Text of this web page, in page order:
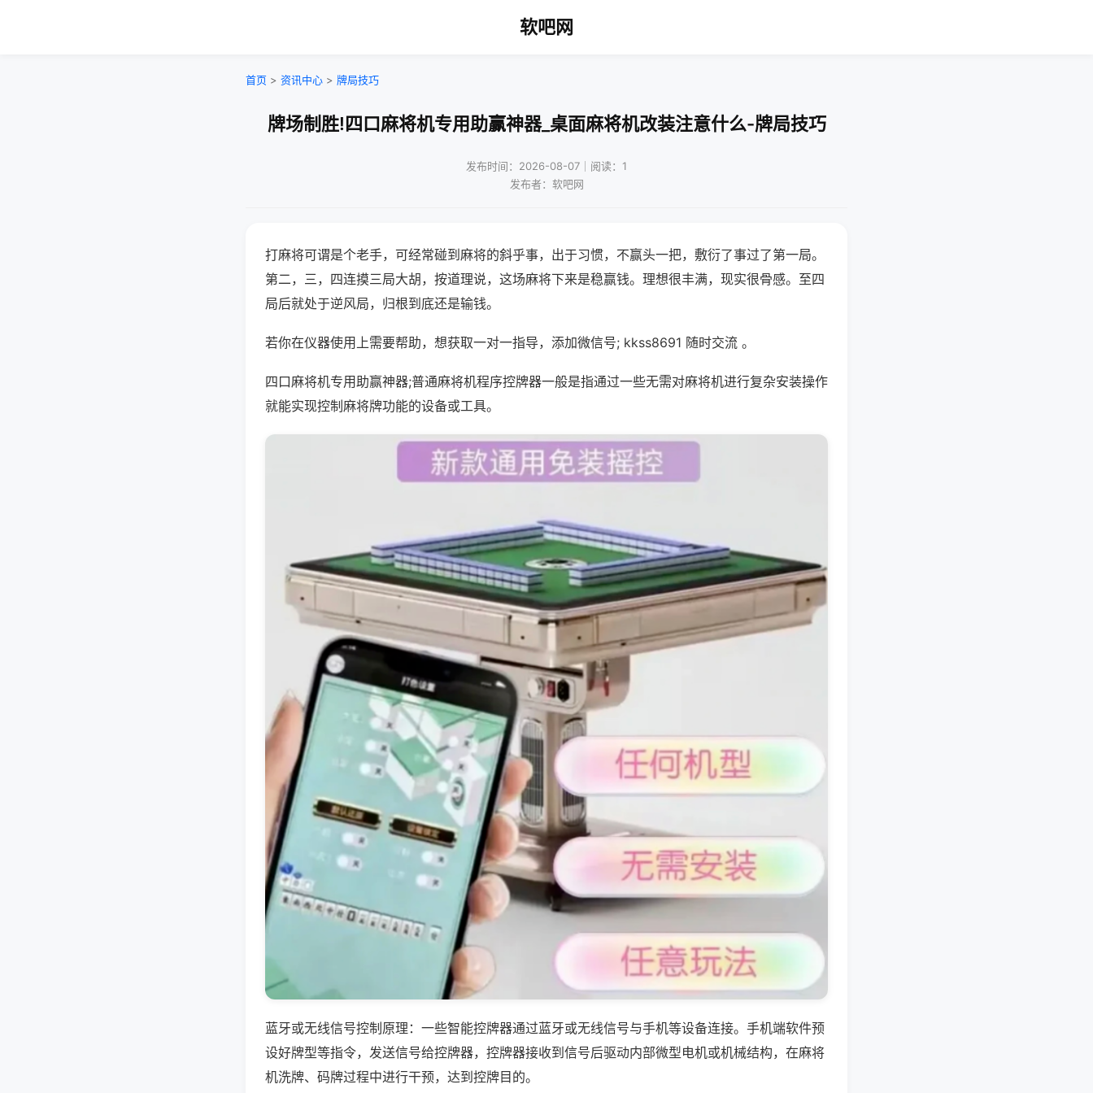
软吧网
首页 > 资讯中心 > 牌局技巧
牌场制胜!四口麻将机专用助赢神器_桌面麻将机改装注意什么-牌局技巧
发布时间：2026-08-07｜阅读：1
发布者：软吧网
打麻将可谓是个老手，可经常碰到麻将的斜乎事，出于习惯，不赢头一把，敷衍了事过了第一局。
第二，三，四连摸三局大胡，按道理说，这场麻将下来是稳赢钱。理想很丰满，现实很骨感。至四
局后就处于逆风局，归根到底还是输钱。
若你在仪器使用上需要帮助，想获取一对一指导，添加微信号; kkss8691 随时交流 。
四口麻将机专用助赢神器;普通麻将机程序控牌器一般是指通过一些无需对麻将机进行复杂安装操作
就能实现控制麻将牌功能的设备或工具。
蓝牙或无线信号控制原理：一些智能控牌器通过蓝牙或无线信号与手机等设备连接。手机端软件预
设好牌型等指令，发送信号给控牌器，控牌器接收到信号后驱动内部微型电机或机械结构，在麻将
机洗牌、码牌过程中进行干预，达到控牌目的。